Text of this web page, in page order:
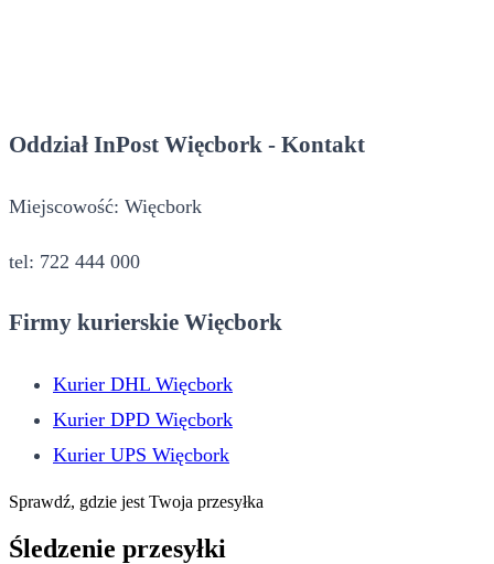
Oddział InPost Więcbork - Kontakt
Miejscowość: Więcbork
tel: 722 444 000
Firmy kurierskie Więcbork
Kurier DHL Więcbork
Kurier DPD Więcbork
Kurier UPS Więcbork
Sprawdź, gdzie jest Twoja przesyłka
Śledzenie przesyłki